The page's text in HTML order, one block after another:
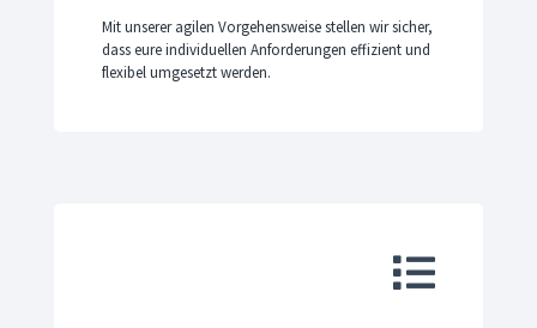
Mit unserer agilen Vorgehensweise stellen wir sicher,
dass eure individuellen Anforderungen effizient und
flexibel umgesetzt werden.
